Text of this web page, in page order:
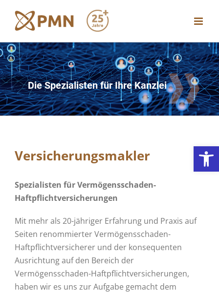
Inhalt
springen
Die Spezialisten für Ihre Kanzlei
Versicherungsmakler
Spezialisten für Vermögensschaden-
Haftpflichtversicherungen
Mit mehr als 20-jähriger Erfahrung und Praxis auf
Seiten renommierter Vermögensschaden-
Haftpflichtversicherer und der konsequenten
Ausrichtung auf den Bereich der
Vermögensschaden-Haftpflichtversicherungen,
haben wir es uns zur Aufgabe gemacht dem